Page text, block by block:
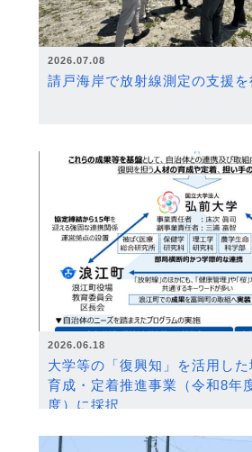
2026.07.08
請戸海岸で放射線測定の支援を
2026.06.18
大学等の「復興知」を活用し
育成・定着推進事業（令和8年
度）に採択